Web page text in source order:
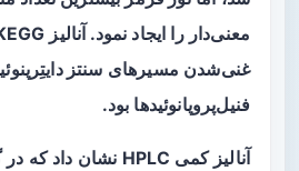
غنی‌شدن مسیرهای سنتز
فنیل‌پروپانوئیدها بود.